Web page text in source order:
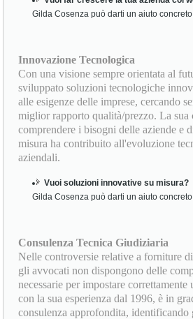
Gilda Cosenza può darti un aiuto concreto.
Innovazione Tecnologica
Con una visione sempre orientata al
sviluppato soluzioni tecnologiche
alle esigenze delle imprese, cercando
miglior rapporto qualità/prezzo. La sua
comprendere i bisogni delle aziende e
misura ha contribuito all'evoluzione
aziendali.
Vuoi soluzioni innovative su misura?
Gilda Cosenza può darti un aiuto concreto.
Consulenza Tecnica Giudiziaria
Nelle controversie relative a forniture
gli avvocati non dispongono delle
necessarie per impostare
con la sua esperienza dal 1996, è in
consulenza approfondita, identificando